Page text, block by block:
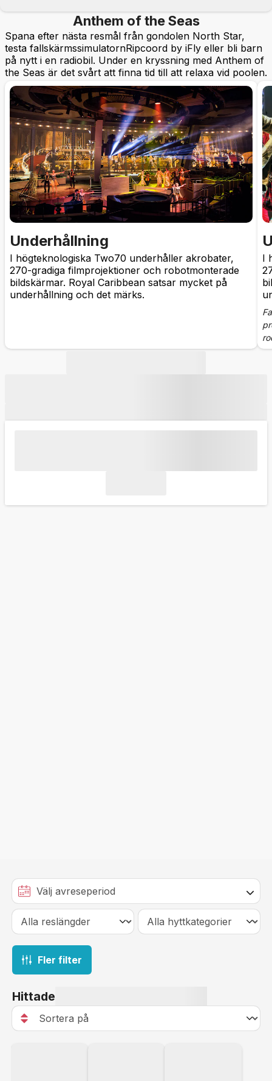
Anthem of the Seas
Spana efter nästa resmål från gondolen North Star,
testa fallskärmssimulatornRipcoord by iFly eller bli barn
på nytt i en radiobil. Under en kryssning med Anthem of
the Seas är det svårt att finna tid till att relaxa vid poolen.
Underhållning
I högteknologiska Two70 underhåller akrobater,
270-gradiga filmprojektioner och robotmonterade
bildskärmar. Royal Caribbean satsar mycket på
underhållning och det märks.
I
Fler filter
Hittade